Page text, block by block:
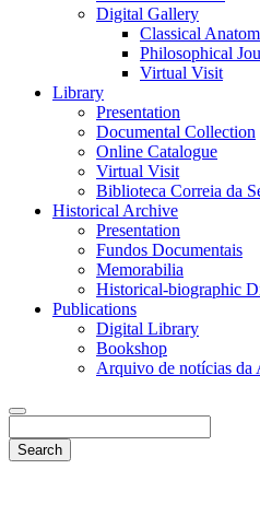
Digital Gallery
Classical
Philosophical
Virtual Visit
Library
Presentation
Documental Collection
Online Catalogue
Virtual Visit
Biblioteca Correia da
Historical Archive
Presentation
Fundos Documentais
Memorabilia
Historical-biographic
Publications
Digital Library
Bookshop
Arquivo de notícias da